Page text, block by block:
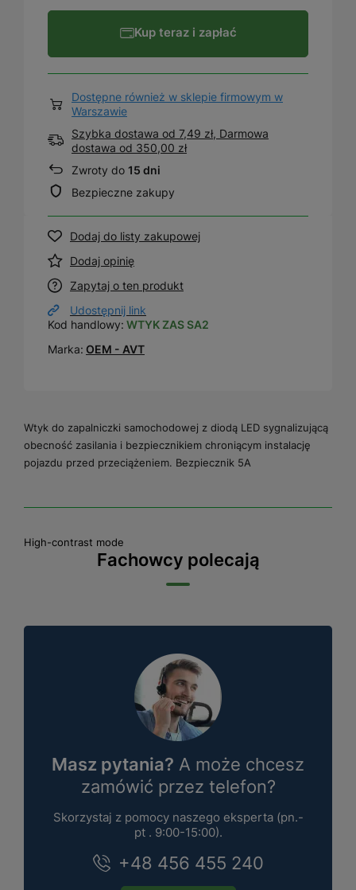
Kup teraz i zapłać
Dostępne również w sklepie firmowym w
Warszawie
Szybka dostawa od 7,49 zł, Darmowa
dostawa od 350,00 zł
Zwroty do 15 dni
Bezpieczne zakupy
Dodaj do listy zakupowej
Dodaj opinię
Zapytaj o ten produkt
Udostępnij link
Kod handlowy: WTYK ZAS SA2
Marka: OEM - AVT
Wtyk do zapalniczki samochodowej z diodą LED sygnalizującą
obecność zasilania i bezpiecznikiem chroniącym instalację
pojazdu przed przeciążeniem. Bezpiecznik 5A
High-contrast mode
Fachowcy polecają
Masz pytania? A może chcesz
zamówić przez telefon?
Skorzystaj z pomocy naszego eksperta (pn.-
pt . 9:00-15:00).
+48 456 455 240